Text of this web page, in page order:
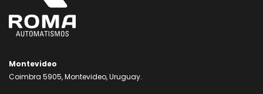
Montevideo
Coimbra 5905, Montevideo, Uruguay.